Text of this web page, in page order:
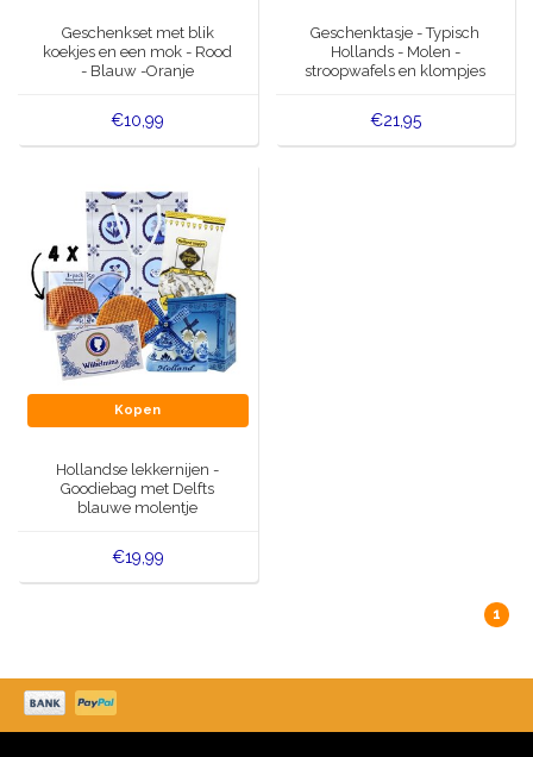
Wens & Ansichtkaarten
Koninghuis artikelen
Wandborden - Gekleurd en Delfts blauw
Peper en Zout stelletjes
Speelkaarten
Delfts blauwe magneten
Geschenkset met blik
koekjes en een mok - Rood
- Blauw -Oranje
€10,99
Geschenktasje - Typisch
Hollands - Molen -
stroopwafels en klompjes
€21,95
Kopen
Hollandse lekkernijen -
Goodiebag met Delfts
blauwe molentje
€19,99
1